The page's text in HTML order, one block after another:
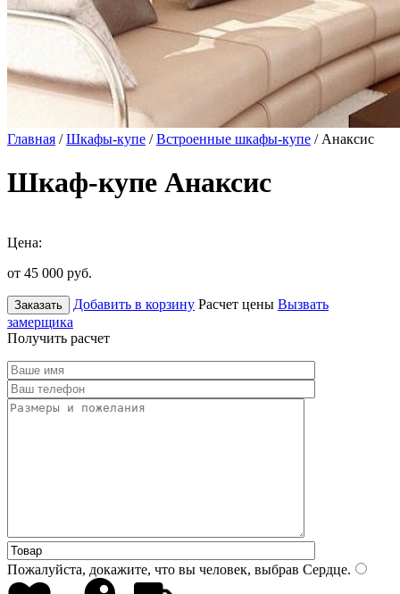
Главная /Шкафы-купе /Встроенные шкафы-купе / Анаксис
Шкаф-купе Анаксис
Цена:
от 45 000 руб.
Заказать Добавить в корзину Расчет цены Вызвать
замерщика
Получить расчет
Пожалуйста, докажите, что вы человек, выбрав Сердце.